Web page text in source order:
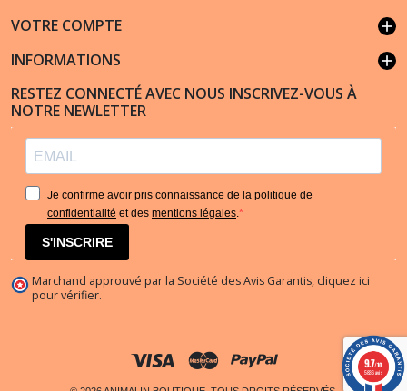
VOTRE COMPTE add
INFORMATIONS add
RESTEZ CONNECTÉ AVEC NOUS INSCRIVEZ-VOUS À
NOTRE NEWLETTER
Je confirme avoir pris connaissance de la politique de
confidentialité et des mentions légales.
S'INSCRIRE
Marchand approuvé par la Société des Avis Garantis, cliquez ici
pour vérifier.
9.7/10
5836 avis